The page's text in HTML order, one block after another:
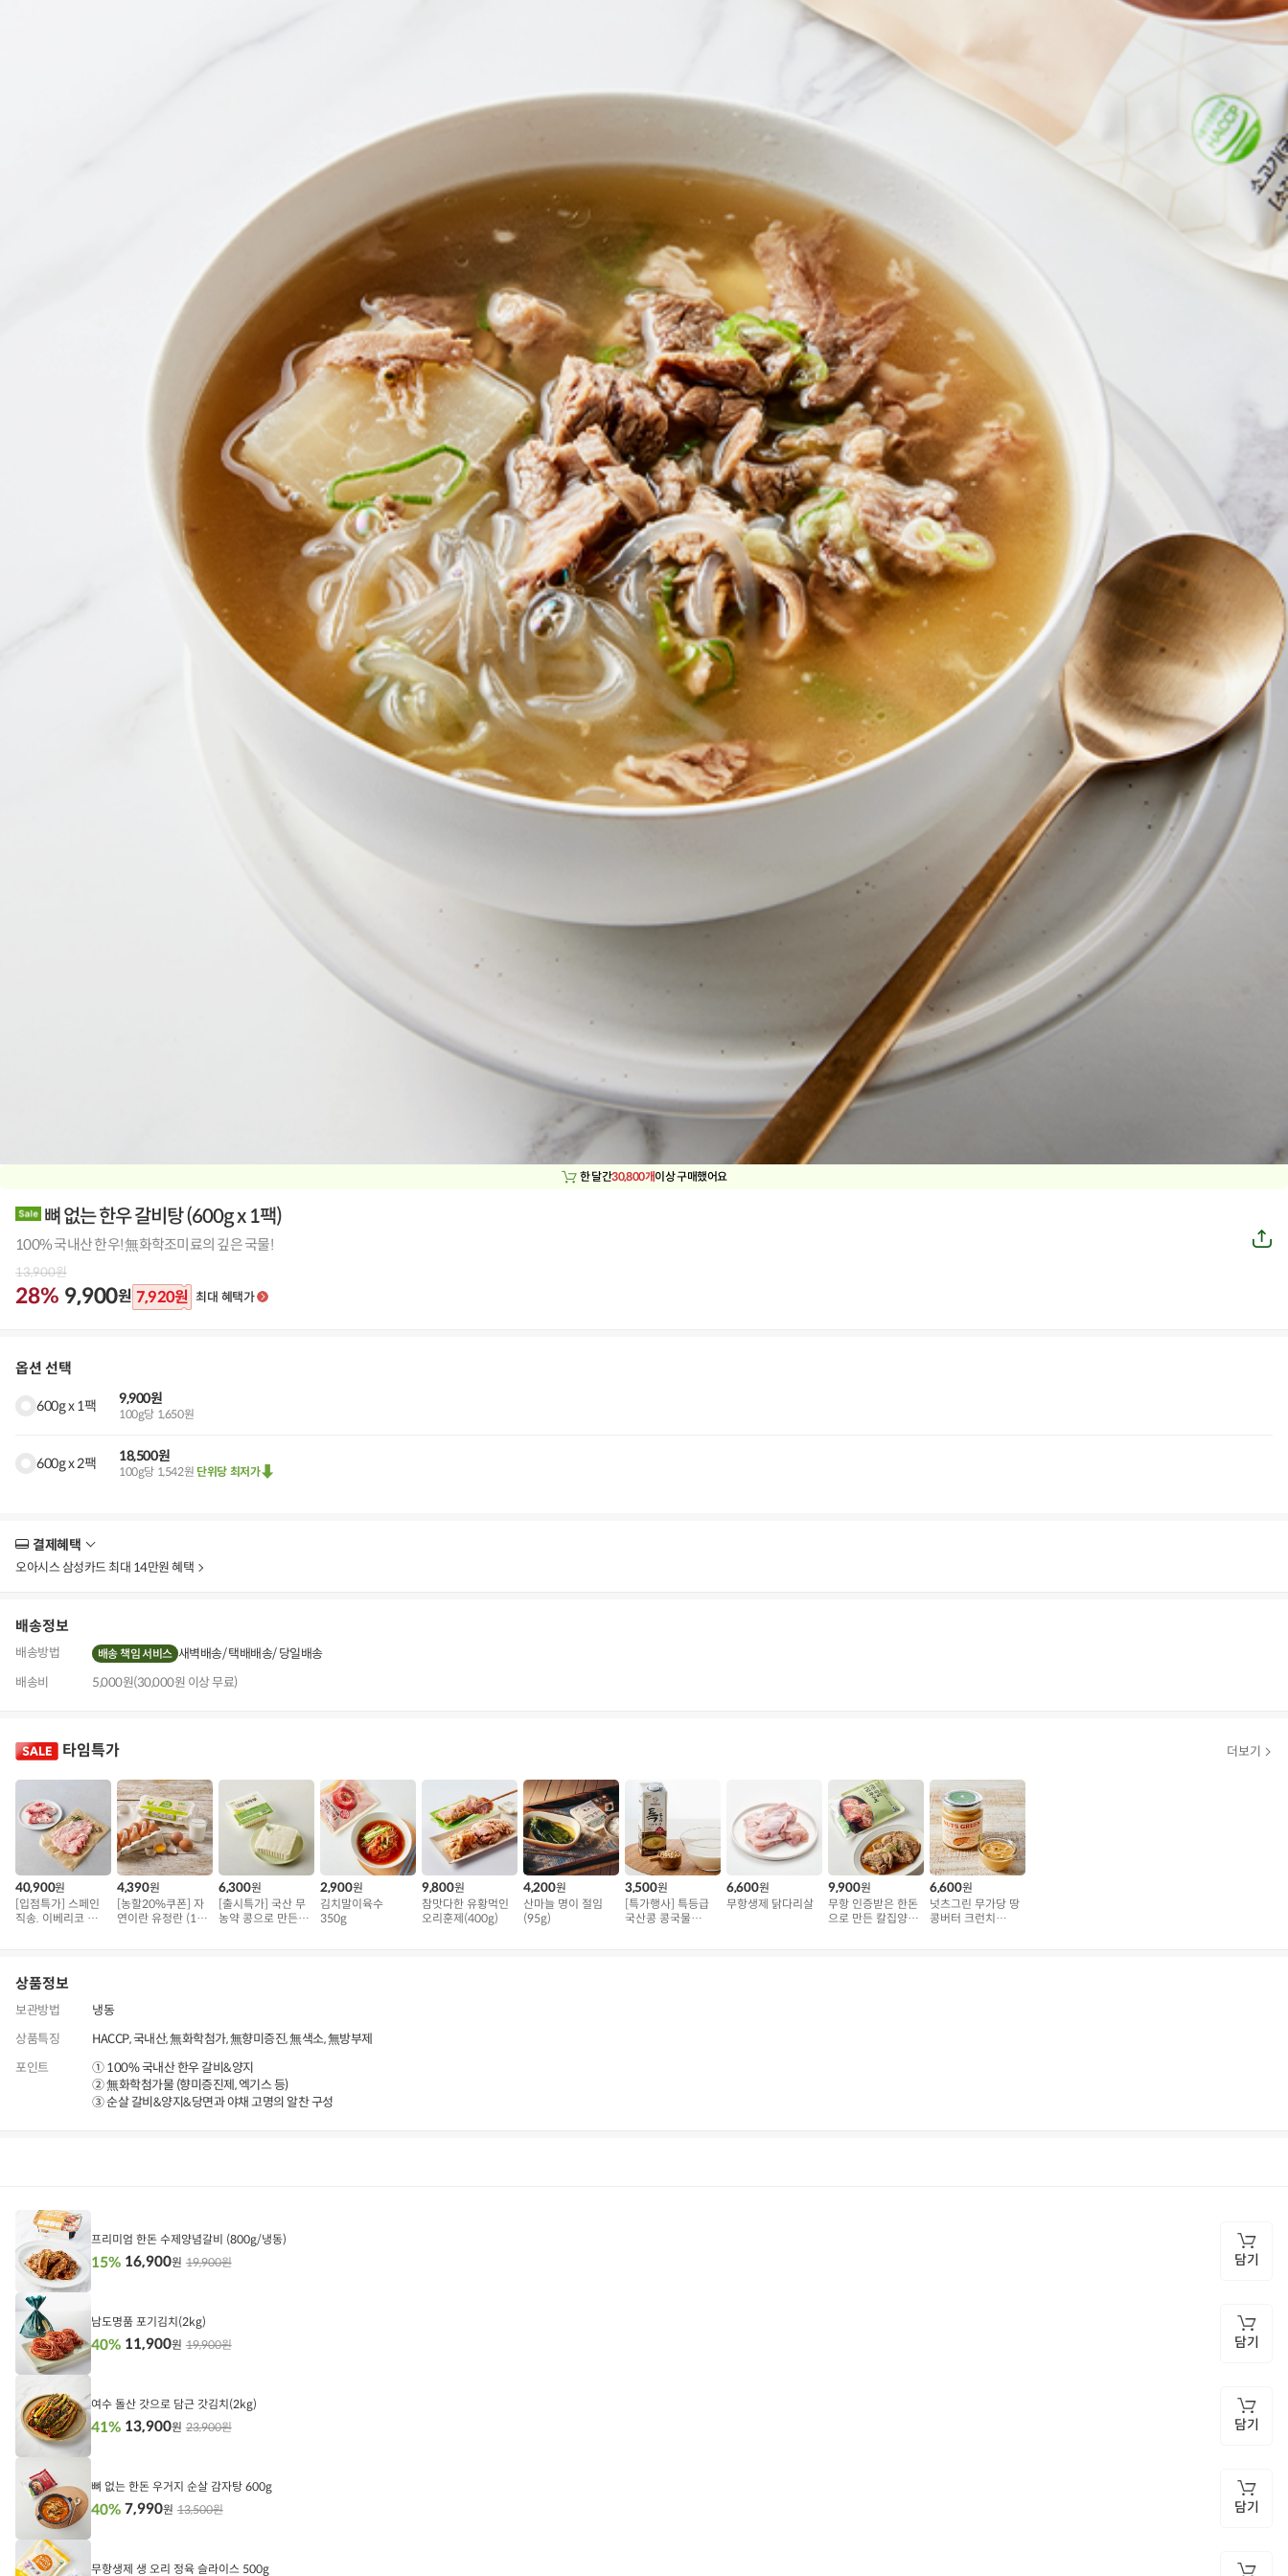
한 달간30,800개이상 구매했어요
뼈 없는 한우 갈비탕(600g x 1팩)
100% 국내산 한우! 無화학조미료의 깊은 국물!
13,900원
28% 9,900원 7,920원 최대 혜택가
공
유
옵션 선택
600g x 1팩 9,900원
100g당 1,650원
600g x 2팩 18,500원
100g당 1,542원 단위당 최저가
결제혜택
보
오아시스 삼성카드 최대 14만원 혜택
배송정보
배송방법 배송 책임 서비스 새벽배송 택배배송 당일배송
배송비
5,000원(30,000원 이상 무료)
타임특가 더보기
40,900원
[입점특가] 스페인
직송. 이베리코 삼
4,390원
[농할20%쿠폰] 자
연이란 유정란 (10
6,300원
[출시특가] 국산 무
농약 콩으로 만든
2,900원
김치말이육수
350g
9,800원
참맛다한 유황먹인
오리훈제(400g)
4,200원
산마늘 명이 절임
(95g)
3,500원
[특가행사] 특등급
국산콩 콩국물
6,600원
무항생제 닭다리살
9,900원
무항 인증받은 한돈
으로 만든 칼집양념
6,600원
넛츠그린 무가당 땅
콩버터 크런치
상품정보
보관방법
냉동
상품특징
HACCP, 국내산, 無화학첨가, 無향미증진, 無색소, 無방부제
포인트
① 100% 국내산 한우 갈비&양지
② 無화학첨가물 (향미증진제, 엑기스 등)
③ 순살 갈비&양지&당면과 야채 고명의 알찬 구성
보
담
프리미엄 한돈 수제양념갈비 (800g/냉동)
19,900원
15% 16,900원 담기
담
남도명품 포기김치(2kg)
19,900원
40% 11,900원 담기
담
여수 돌산 갓으로 담근 갓김치(2kg)
23,900원
41% 13,900원 담기
담
뼈 없는 한돈 우거지 순살 감자탕 600g
13,500원
40% 7,990원 담기
무항생제 생 오리 정육 슬라이스 500g